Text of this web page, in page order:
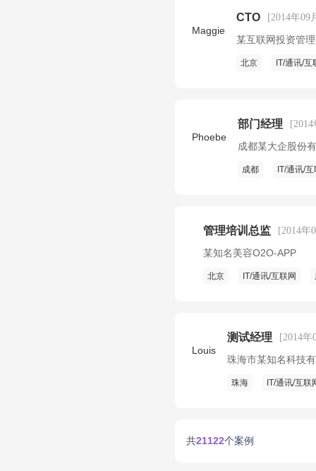
Maggie
CTO [2014年09
某互联网投资管
北京 IT/通讯/互
Phoebe
部门经理
成都某大企股份
成都 IT/通讯/
管理培训总监 [2014年
某知名美容O2O-APP
北京 IT/通讯/互联网
Louis
测试经理 [2014年
珠海市某知名科技
珠海 IT/通讯/互联
共21122个案例